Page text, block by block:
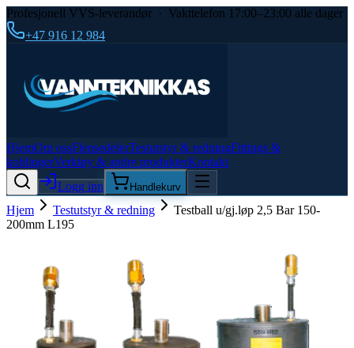
Profesjonell VVS-leverandør · Vakttelefon 17:00–23:00 alle dager
+47 916 12 984
HjemOm ossFlensedelerTestutstyr & redningFittings &
koblingerVerktøy & andre produkterKontakt
Logg inn
Handlekurv
Hjem Testutstyr & redning
Testball u/gj.løp 2,5 Bar 150-
200mm L195